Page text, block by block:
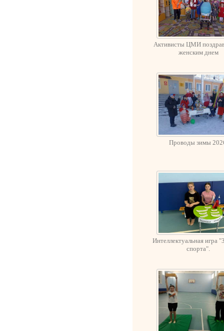
Активисты ЦМИ
женским днем
Проводы зимы
Интеллектуальная игра
спорта".